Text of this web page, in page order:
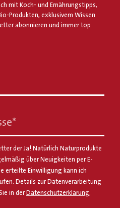
mit Koch- und Ernährungstipps,
Produkten, exklusivem Wissen
abonnieren und immer top
*
der Ja! Natürlich Naturprodukte
über Neuigkeiten per E-
erteilte Einwilligung kann ich
Details zur Datenverarbeitung
in derDatenschutzerklärung.